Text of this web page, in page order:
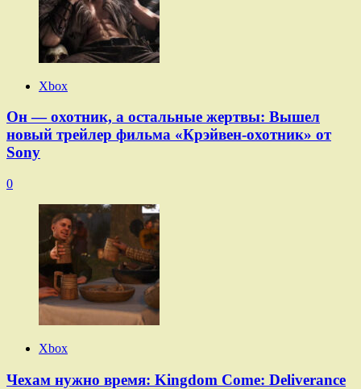
Xbox
Он — охотник, а остальные жертвы: Вышел
новый трейлер фильма «Крэйвен-охотник» от
Sony
0
Xbox
Чехам нужно время: Kingdom Come: Deliverance